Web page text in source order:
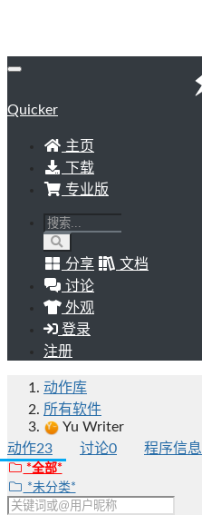
Quicker
主页
下载
专业版
分享
文档
讨论
外观
登录
注册
动作库
所有软件
Yu Writer
动作23 讨论0 程序信息
*全部*
*未分类*